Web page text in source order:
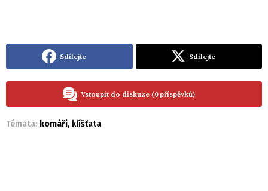
Sdílejte Sdílejte
Vstoupit do diskuze (0 příspěvků)
Témata: komáři, klíšťata